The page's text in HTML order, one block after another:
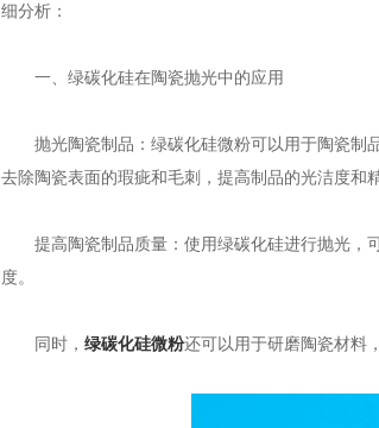
细分析：
一、绿碳化硅在陶瓷抛光中的应用
抛光陶瓷制品：绿碳化硅微粉可以用于陶瓷制
去除陶瓷表面的瑕疵和毛刺，提高制品的光洁度和精
提高陶瓷制品质量：使用绿碳化硅进行抛光，
度。
同时， 绿碳化硅微粉还可以用于研磨陶瓷材料